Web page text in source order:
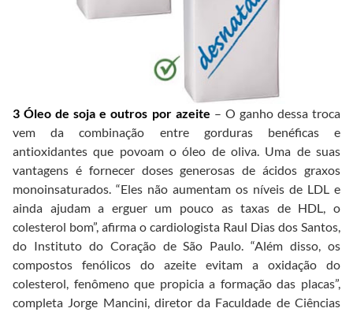
3 Óleo de soja e outros por azeite – O ganho dessa troca
vem da combinação entre gorduras benéficas e
antioxidantes que povoam o óleo de oliva. Uma de suas
vantagens é fornecer doses generosas de ácidos graxos
monoinsaturados. “Eles não aumentam os níveis de LDL e
ainda ajudam a erguer um pouco as taxas de HDL, o
colesterol bom”, afirma o cardiologista Raul Dias dos Santos,
do Instituto do Coração de São Paulo. “Além disso, os
compostos fenólicos do azeite evitam a oxidação do
colesterol, fenômeno que propicia a formação das placas”,
completa Jorge Mancini, diretor da Faculdade de Ciências